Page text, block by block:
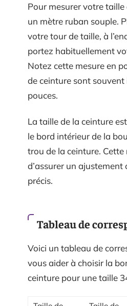
Pour mesurer votre
un mètre ruban souple.
votre tour de taille, à
portez habituellement
Notez cette mesure en
de ceinture sont souvent
pouces.
La taille de la ceinture
le bord intérieur de la
trou de la ceinture.
d’assurer un
précis.
Tableau de
Voici un tableau de
vous aider à choisir la
ceinture pour une taille